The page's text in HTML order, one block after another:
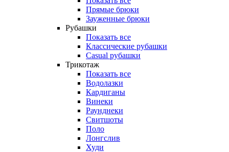
Прямые брюки
Зауженные брюки
Рубашки
Показать все
Классические рубашки
Casual рубашки
Трикотаж
Показать все
Водолазки
Кардиганы
Винеки
Раунднеки
Свитшоты
Поло
Лонгслив
Худи